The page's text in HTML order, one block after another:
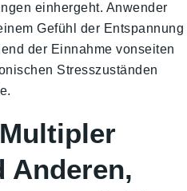
einhergeht. Anwender
Gefühl der Entspannung
der Einnahme vonseiten
Stresszuständen
Anderen,